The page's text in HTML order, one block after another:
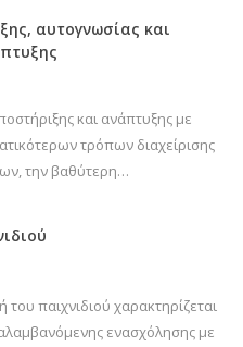
αυτογνωσίας και
και ανάπτυξης με
τρόπων διαχείρισης
την βαθύτερη…
παιχνιδιού χαρακτηρίζεται
ενασχόλησης με